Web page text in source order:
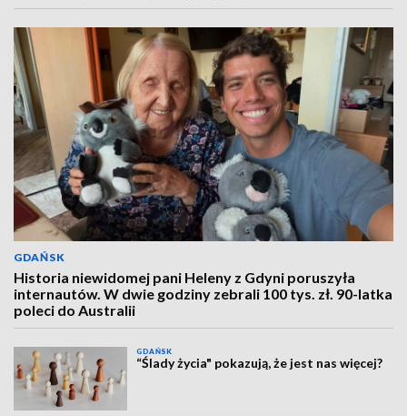
GDAŃSK
Historia niewidomej pani Heleny z Gdyni poruszyła
internautów. W dwie godziny zebrali 100 tys. zł. 90-latka
poleci do Australii
GDAŃSK
“Ślady życia" pokazują, że jest nas więcej?